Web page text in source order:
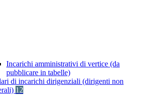
Incarichi amministrativi di vertice (da
pubblicare in tabelle)
di incarichi dirigenziali (dirigenti non
12